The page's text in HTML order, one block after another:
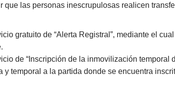
que las personas inescrupulosas realicen
gratuito de “Alerta Registral”, mediante el
de “Inscripción de la inmovilización temporal
y temporal a la partida donde se encuentra